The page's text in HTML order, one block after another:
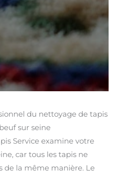
du nettoyage de tapis
sur seine
Service examine votre
car tous les tapis ne
de la même manière. Le